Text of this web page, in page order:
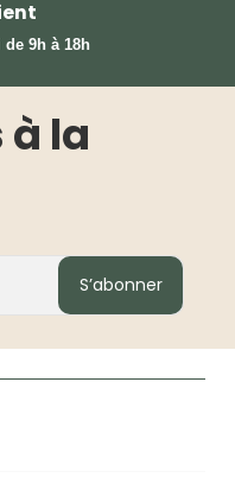
de 9h à 18h
à la
S’abonner